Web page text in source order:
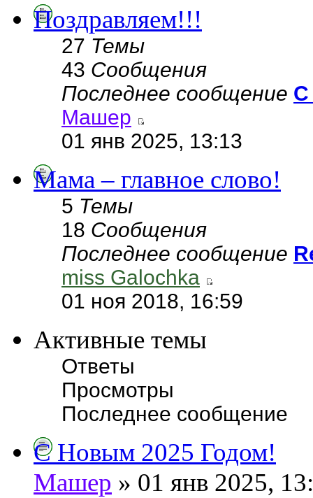
Поздравляем!!!
27 Темы
43 Сообщения
Последнее сообщение С
Машер
01 янв 2025, 13:13
Мама – главное слово!
5 Темы
18 Сообщения
Последнее сообщение
miss Galochka
01 ноя 2018, 16:59
Активные темы
Ответы
Просмотры
Последнее сообщение
С Новым 2025 Годом!
Машер » 01 янв 2025,